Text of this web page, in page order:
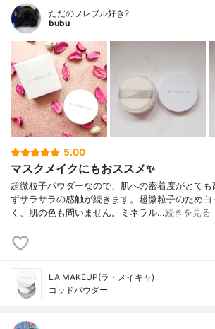
ただのフレブル好き?
bubu
5.00
マスクメイクにもおススメ✨
超微粒子パウダーなので、肌への密着度がとて
ずサラサラの感触が続きます。超微粒子のため
く、肌の色も問いません。ミネラル…続きを見る
LA MAKEUP(ラ・メイキャ)
ゴッドパウダー